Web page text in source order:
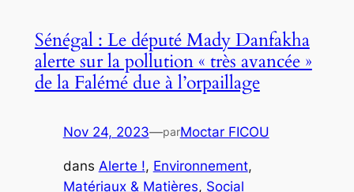
Sénégal : Le député Mady Danfakha
alerte sur la pollution « très avancée »
de la Falémé due à l’orpaillage
Nov 24, 2023—parMoctar FICOU
dans Alerte !, Environnement
Matériaux & Matières, Social